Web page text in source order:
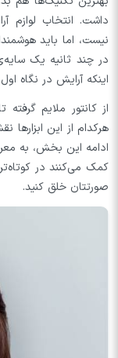
داشت. انتخاب لوازم
نیست، اما باید
در چند ثانیه یک
اینکه آرایش در نگاه
از کانتور ملایم
هرکدام از این
ادامه این بخش، به
کمک می‌کنند در
صورتتان خلق کنید.